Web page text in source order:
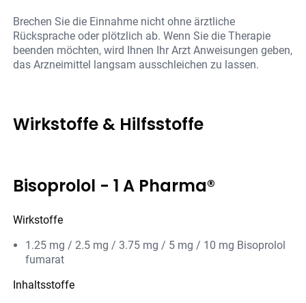
Brechen Sie die Einnahme nicht ohne ärztliche
Rücksprache oder plötzlich ab. Wenn Sie die Therapie
beenden möchten, wird Ihnen Ihr Arzt Anweisungen geben,
das Arzneimittel langsam ausschleichen zu lassen.
Wirkstoffe & Hilfsstoffe
Bisoprolol - 1 A Pharma®
Wirkstoffe
1.25 mg / 2.5 mg / 3.75 mg / 5 mg / 10 mg Bisoprolol
fumarat
Inhaltsstoffe